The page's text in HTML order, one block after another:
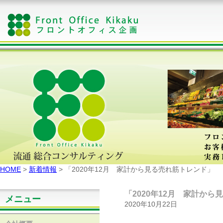
HOME > 新着情報 > 「2020年12月 家計から見る売れ筋トレンド」
メニュー
「2020年12月 家計から
2020年10月22日